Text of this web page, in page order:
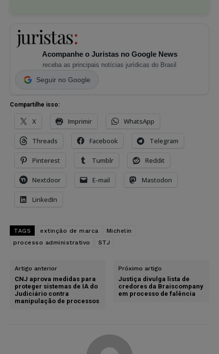
Acompanhe o Juristas no Google News
receba as principais notícias jurídicas do Brasil
Seguir no Google
Compartilhe isso:
X Imprimir WhatsApp
Threads Facebook Telegram
Pinterest Tumblr Reddit
Nextdoor E-mail Mastodon
LinkedIn
TAGS extinção de marca
Michelin
processo administrativo
STJ
Artigo anterior
CNJ aprova medidas para
proteger sistemas de IA do
Judiciário contra
manipulação de processos
Próximo artigo
Justiça divulga lista de
credores da Braiscompany
em processo de falência